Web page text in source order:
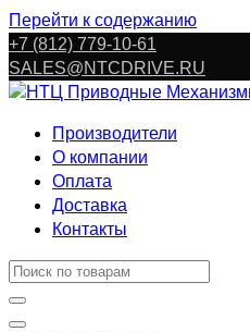
Перейти к содержанию
+7 (812) 779-10-61
SALES@NTCDRIVE.RU
Производители
О компании
Оплата
Доставка
Контакты